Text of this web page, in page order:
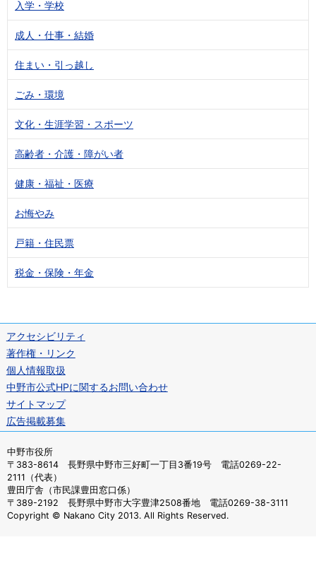
入学・学校
成人・仕事・結婚
住まい・引っ越し
ごみ・環境
文化・生涯学習・スポーツ
高齢者・介護・障がい者
健康・福祉・医療
お悔やみ
戸籍・住民票
税金・保険・年金
アクセシビリティ
著作権・リンク
個人情報取扱
中野市公式HPに関するお問い合わせ
サイトマップ
広告掲載募集
中野市役所
〒383-8614 長野県中野市三好町一丁目3番19号 電話0269-22-
2111（代表）
豊田庁舎（市民課豊田窓口係）
〒389-2192 長野県中野市大字豊津2508番地 電話0269-38-3111
Copyright © Nakano City 2013. All Rights Reserved.